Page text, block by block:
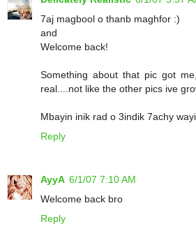
7aj magbool o thanb maghfor :)
and
Welcome back!
Something about that pic got
real....not like the other pics ive
Mbayin inik rad o 3indik 7achy
Reply
AyyA 6/1/07 7:10 AM
Welcome back bro
Reply